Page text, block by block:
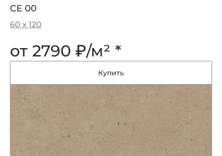
CE 00
60 x 120
от 2790 ₽/м² *
Купить